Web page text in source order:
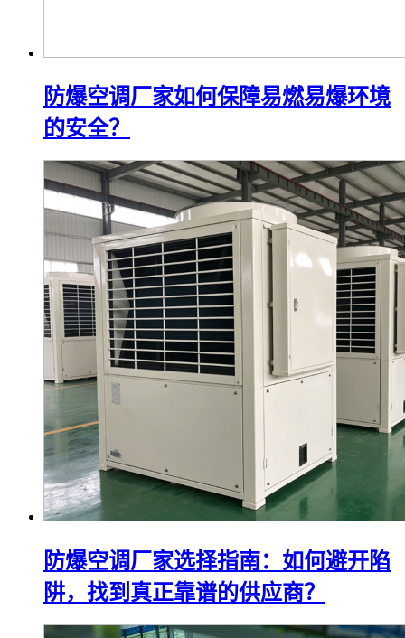
防爆空调厂家如何保障易燃易爆环境
的安全？
防爆空调厂家选择指南：如何避开陷
阱，找到真正靠谱的供应商？